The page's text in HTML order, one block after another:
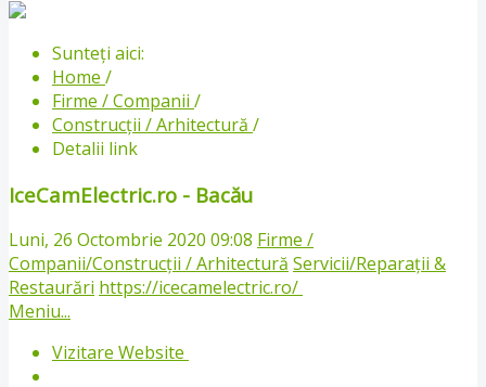
Sunteți aici:
Home /
Firme / Companii /
Construcții / Arhitectură /
Detalii link
IceCamElectric.ro - Bacău
Luni, 26 Octombrie 2020 09:08 Firme /
Companii/Construcții / Arhitectură Servicii/Reparații &
Restaurări https://icecamelectric.ro/
Meniu...
Vizitare Website